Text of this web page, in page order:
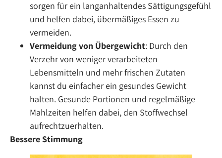
sorgen für ein langanhaltendes Sättigungsgefühl
und helfen dabei, übermäßiges Essen zu
vermeiden.
Vermeidung von Übergewicht: Durch den
Verzehr von weniger verarbeiteten
Lebensmitteln und mehr frischen Zutaten
kannst du einfacher ein gesundes Gewicht
halten. Gesunde Portionen und regelmäßige
Mahlzeiten helfen dabei, den Stoffwechsel
aufrechtzuerhalten.
Bessere Stimmung